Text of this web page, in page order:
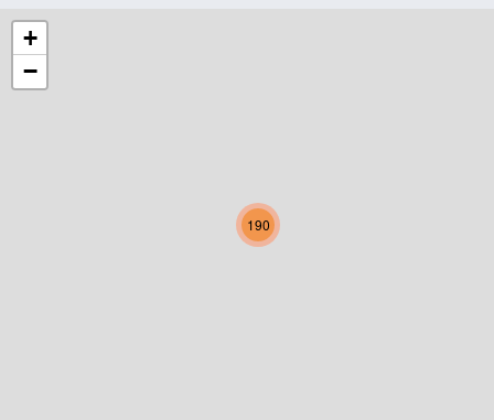
Niederösterreich
Oberösterreich
190
+
−